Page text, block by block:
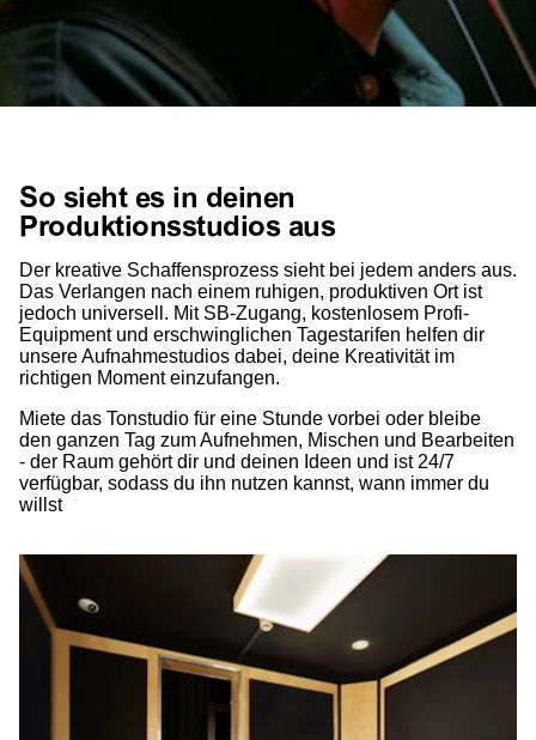
So sieht es in deinen
Produktionsstudios aus
Der kreative Schaffensprozess sieht bei jedem anders aus.
Das Verlangen nach einem ruhigen, produktiven Ort ist
jedoch universell. Mit SB-Zugang, kostenlosem Profi-
Equipment und erschwinglichen Tagestarifen helfen dir
unsere Aufnahmestudios dabei, deine Kreativität im
richtigen Moment einzufangen.
Miete das Tonstudio für eine Stunde vorbei oder bleibe
den ganzen Tag zum Aufnehmen, Mischen und Bearbeiten
- der Raum gehört dir und deinen Ideen und ist 24/7
verfügbar, sodass du ihn nutzen kannst, wann immer du
willst